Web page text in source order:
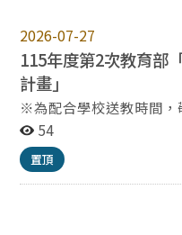
2026-07-27
115年度第2次教育部
計畫」
※為配合學校送教時間，
10日（一）前送教計畫
推薦排序。 計畫申請方式：（摘要來文） （一）由本校
專任教師擔任計畫主持人
（二）115年8月24日前
54
置頂